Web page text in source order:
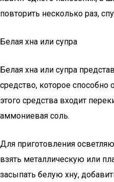
повторить несколько раз,
Белая хна или супра
Белая хна или супра
средство, которое способно
этого средства входит
аммониевая соль.
Для приготовления
взять металлическую или
засыпать белую хну,